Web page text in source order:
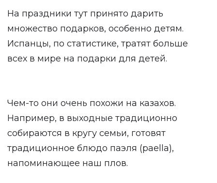
На праздники тут принято дарить
множество подарков, особенно детям.
Испанцы, по статистике, тратят больше
всех в мире на подарки для детей.
Чем-то они очень похожи на казахов.
Например, в выходные традиционно
собираются в кругу семьи, готовят
традиционное блюдо паэля (paella),
напоминающее наш плов.